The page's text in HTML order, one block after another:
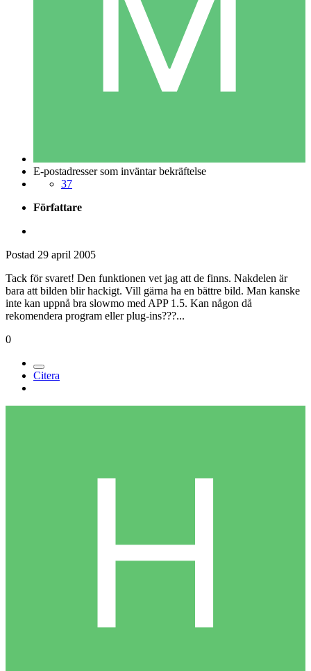
E-postadresser som inväntar bekräftelse
37
Författare
Postad 29 april 2005
Tack för svaret! Den funktionen vet jag att de finns. Nakdelen är
bara att bilden blir hackigt. Vill gärna ha en bättre bild. Man kanske
inte kan uppnå bra slowmo med APP 1.5. Kan någon då
rekomendera program eller plug-ins???...
0
Citera